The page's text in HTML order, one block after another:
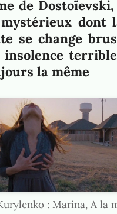
de Dostoïevski,
dont
se change
insolence
la même
: Marina, A la